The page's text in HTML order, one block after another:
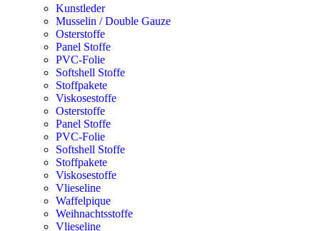
Kunstleder
Musselin / Double Gauze
Osterstoffe
Panel Stoffe
PVC-Folie
Softshell Stoffe
Stoffpakete
Viskosestoffe
Osterstoffe
Panel Stoffe
PVC-Folie
Softshell Stoffe
Stoffpakete
Viskosestoffe
Vlieseline
Waffelpique
Weihnachtsstoffe
Vlieseline